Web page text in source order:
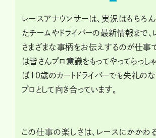
レースアナウンサーは、実況はもちろ
たチームやドライバーの最新情報まで、
さまざまな事柄をお伝えするのが仕事
は皆さんプロ意識をもってやってらっし
ば10歳のカートドライバーでも失礼のな
プロとして向き合っています。
この仕事の楽しさは、レースにかかわ